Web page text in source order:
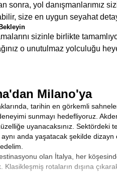
sonra, yol danışmanlarımız
size en uygun seyahat
sizinle birlikte
o unutulmaz yolculuğu
Milano'ya
tarihin en görkemli
sunmayı hedefliyoruz.
uyanacaksınız. Sektördeki
aynı anda yaşatacak şekilde
olan İtalya, her
Klasikleşmiş rotaların dışına